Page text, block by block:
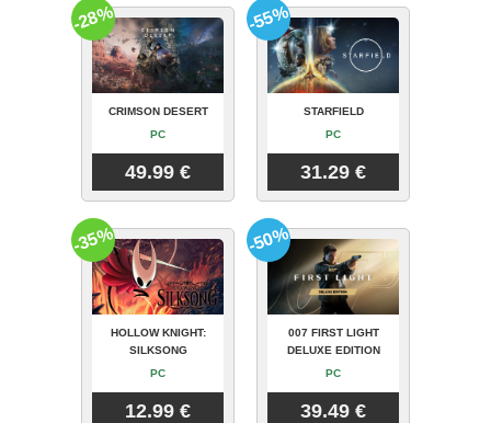
CRIMSON DESERT
PC
49.99 €
-28%
STARFIELD
PC
31.29 €
-55%
HOLLOW KNIGHT:
SILKSONG
PC
12.99 €
-35%
007 FIRST LIGHT
DELUXE EDITION
PC
39.49 €
-50%